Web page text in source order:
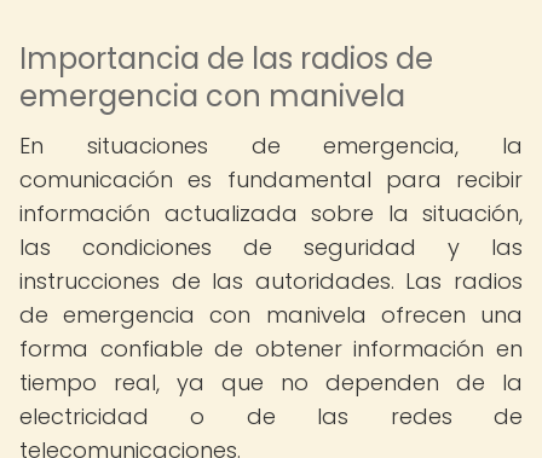
Importancia de las radios de
emergencia con manivela
En situaciones de emergencia, la
comunicación es fundamental para recibir
información actualizada sobre la situación,
las condiciones de seguridad y las
instrucciones de las autoridades. Las radios
de emergencia con manivela ofrecen una
forma confiable de obtener información en
tiempo real, ya que no dependen de la
electricidad o de las redes de
telecomunicaciones.